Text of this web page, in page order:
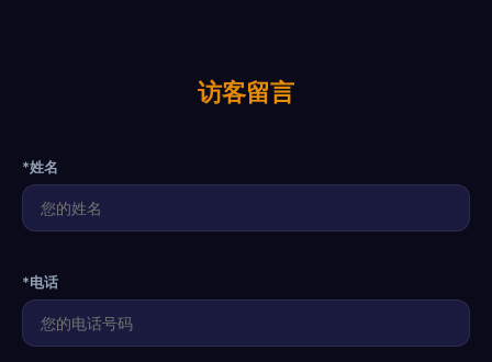
访客留言
*姓名
*电话